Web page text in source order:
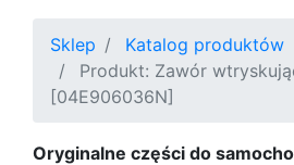
Sklep
Katalog produktów
Produkt: Zawór
[04E906036N]
Oryginalne części do